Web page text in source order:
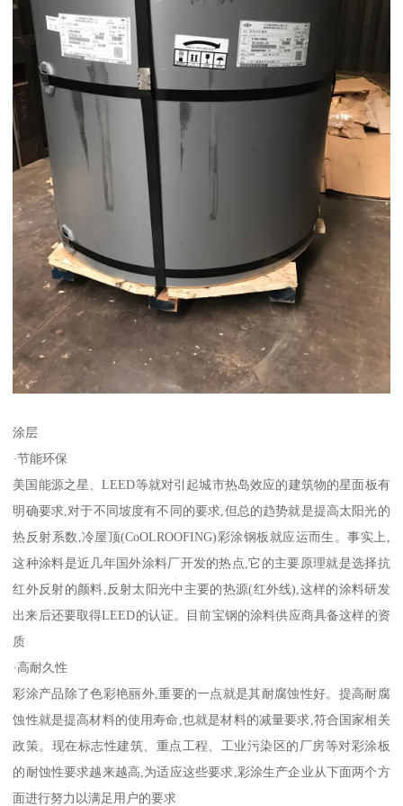
涂层
·节能环保
美国能源之星、LEED等就对引起城市热岛效应的建筑物的星面板有
明确要求,对于不同坡度有不同的要求,但总的趋势就是提高太阳光的
热反射系数,冷屋顶(CoOLROOFING)彩涂钢板就应运而生。事实上,
这种涂料是近几年国外涂料厂开发的热点,它的主要原理就是选择抗
红外反射的颜料,反射太阳光中主要的热源(红外线),这样的涂料研发
出来后还要取得LEED的认证。目前宝钢的涂料供应商具备这样的资
质
·高耐久性
彩涂产品除了色彩艳丽外,重要的一点就是其耐腐蚀性好。提高耐腐
蚀性就是提高材料的使用寿命,也就是材料的减量要求,符合国家相关
政策。现在标志性建筑、重点工程、工业污染区的厂房等对彩涂板
的耐蚀性要求越来越高,为适应这些要求,彩涂生产企业从下面两个方
面进行努力以满足用户的要求